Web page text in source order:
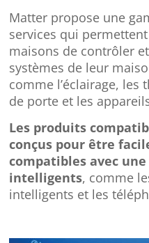
Matter propose une
services qui
maisons de contrôler
systèmes de leur
comme l’éclairage, les
de porte et les
Les produits
conçus pour être
compatibles avec
intelligents, comme
intelligents et les